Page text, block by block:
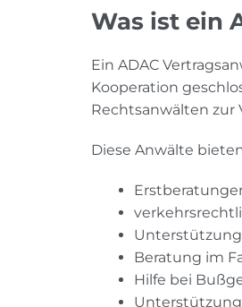
Was ist ein
Ein ADAC
Kooperation
Rechtsanwälten zur
Diese Anwälte
Beratung im
Hilfe bei